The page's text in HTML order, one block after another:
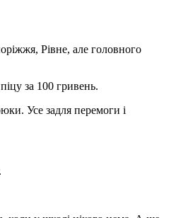
Рівне, але головного
за 100 гривень.
Усе задля перемоги і